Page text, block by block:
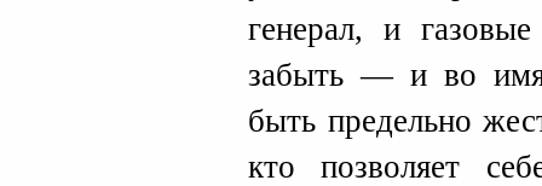
генерал, и
забыть — и во
быть предельно
кто позволяет